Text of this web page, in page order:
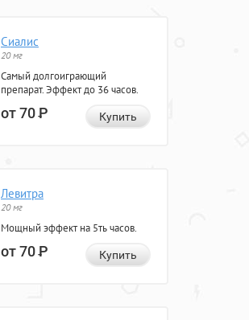
Сиалис
20 мг
Самый долгоиграющий
препарат. Эффект до 36 часов.
от 70Р Купить
Левитра
20 мг
Мощный эффект на 5ть часов.
от 70Р Купить